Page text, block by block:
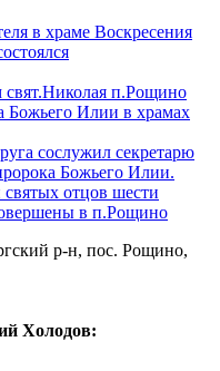
в храме Воскресения
п.Рощино
Илии в храмах
сослужил секретарю
Божьего Илии.
отцов шести
в п.Рощино
р-н, пос. Рощино,
Холодов: